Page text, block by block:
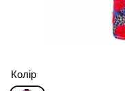
Колір